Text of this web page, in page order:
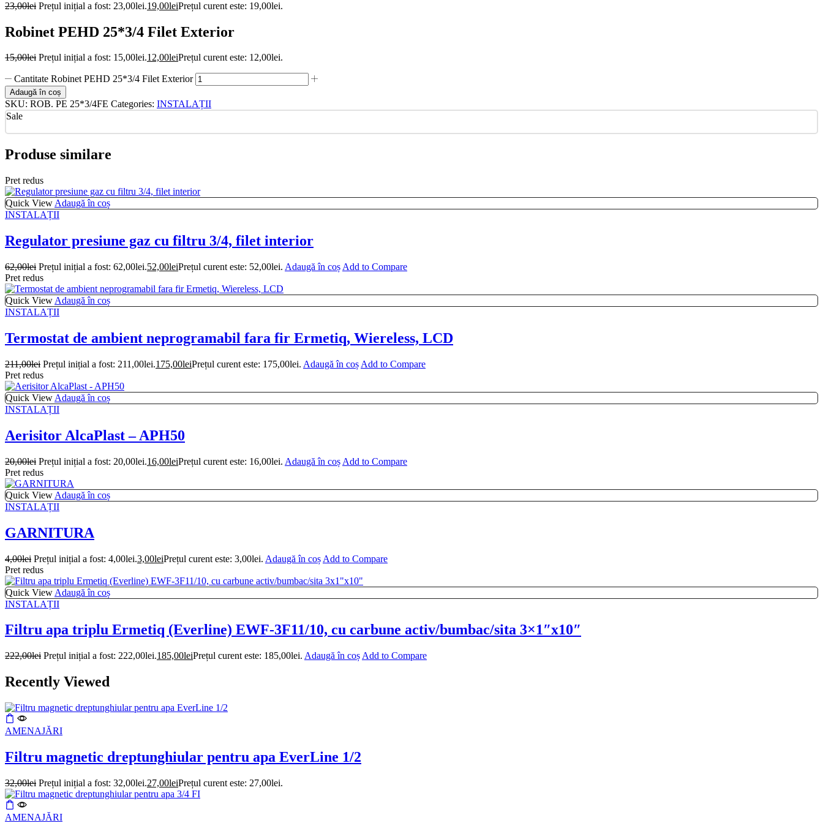
23,00lei Prețul inițial a fost: 23,00lei.19,00leiPrețul curent este: 19,00lei.
Robinet PEHD 25*3/4 Filet Exterior
15,00lei Prețul inițial a fost: 15,00lei.12,00leiPrețul curent este: 12,00lei.
Cantitate Robinet PEHD 25*3/4 Filet Exterior
Adaugă în coș
SKU: ROB. PE 25*3/4FE Categories: INSTALAȚII
Sale
Produse similare
Pret redus
Quick View Adaugă în coș
INSTALAȚII
Regulator presiune gaz cu filtru 3/4, filet interior
62,00lei Prețul inițial a fost: 62,00lei.52,00leiPrețul curent este: 52,00lei. Adaugă în coș Add to Compare
Pret redus
Quick View Adaugă în coș
INSTALAȚII
Termostat de ambient neprogramabil fara fir Ermetiq, Wiereless, LCD
211,00lei Prețul inițial a fost: 211,00lei.175,00leiPrețul curent este: 175,00lei. Adaugă în coș Add to Compare
Pret redus
Quick View Adaugă în coș
INSTALAȚII
Aerisitor AlcaPlast – APH50
20,00lei Prețul inițial a fost: 20,00lei.16,00leiPrețul curent este: 16,00lei. Adaugă în coș Add to Compare
Pret redus
Quick View Adaugă în coș
INSTALAȚII
GARNITURA
4,00lei Prețul inițial a fost: 4,00lei.3,00leiPrețul curent este: 3,00lei. Adaugă în coș Add to Compare
Pret redus
Quick View Adaugă în coș
INSTALAȚII
Filtru apa triplu Ermetiq (Everline) EWF-3F11/10, cu carbune activ/bumbac/sita 3×1″x10″
222,00lei Prețul inițial a fost: 222,00lei.185,00leiPrețul curent este: 185,00lei. Adaugă în coș Add to Compare
Recently Viewed
AMENAJĂRI
Filtru magnetic dreptunghiular pentru apa EverLine 1/2
32,00lei Prețul inițial a fost: 32,00lei.27,00leiPrețul curent este: 27,00lei.
AMENAJĂRI